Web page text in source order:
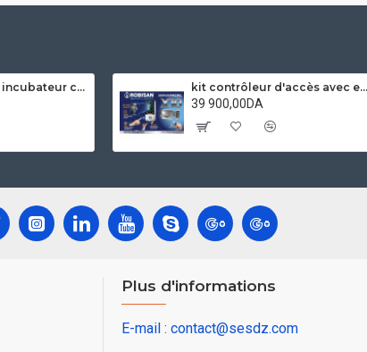
Thermostat oeuf incubateur contrôleur Hygrostat Ketotek XM18 entièrement automatique micro-ordinateur contrôle température humidité capteur kit contrôleur d'accès avec empreinte et reconnaissance faciale ROBISAN X10
39 900,00DA
Plus d'informations
E-mail : contact@sesdz.com